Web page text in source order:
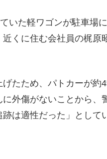
いた軽ワゴンが駐車場
くに住む会社員の梶原
たため、パトカーが約
外傷がないことから、
は適性だった」として